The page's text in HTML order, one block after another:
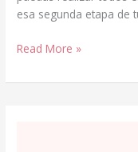
esa segunda etapa de
LA
BIOLÓGICA,
Read More »